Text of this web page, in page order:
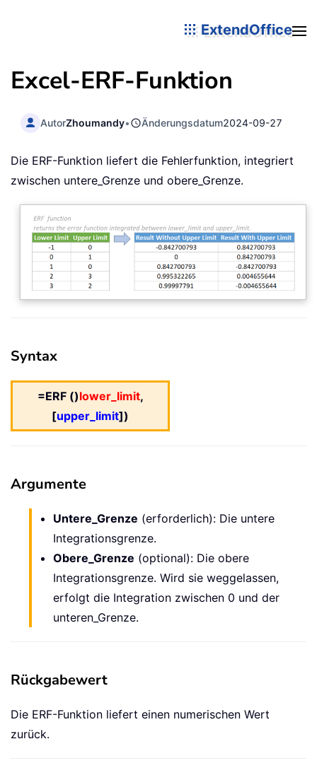
ExtendOffice
Excel-ERF-Funktion
AutorZhoumandy• Änderungsdatum2024-09-27
Die ERF-Funktion liefert die Fehlerfunktion, integriert
zwischen untere_Grenze und obere_Grenze.
Syntax
=ERF ()lower_limit,
[upper_limit])
Argumente
Untere_Grenze (erforderlich): Die untere
Integrationsgrenze.
Obere_Grenze (optional): Die obere
Integrationsgrenze. Wird sie weggelassen,
erfolgt die Integration zwischen 0 und der
unteren_Grenze.
Rückgabewert
Die ERF-Funktion liefert einen numerischen Wert
zurück.